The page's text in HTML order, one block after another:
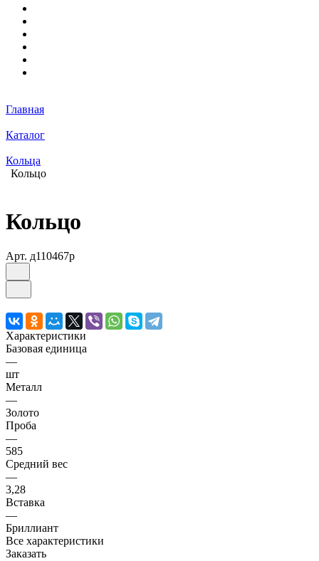
Главная
Каталог
Кольца
Кольцо
Кольцо
Арт. д110467р
Характеристики
Базовая единица
—
шт
Металл
—
Золото
Проба
—
585
Средний вес
—
3,28
Вставка
—
Бриллиант
Все характеристики
Заказать